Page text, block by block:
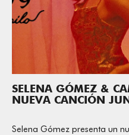
SELENA GÓMEZ &
NUEVA CANCIÓN
Selena Gómez presenta un